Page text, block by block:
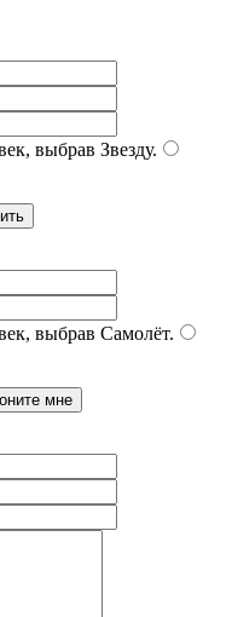
выбрав Звезду.
выбрав Самолёт.